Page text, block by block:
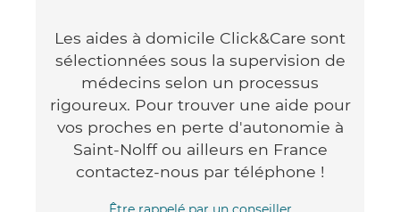
Les aides à domicile Click&Care sont
sélectionnées sous la supervision de
médecins selon un processus
rigoureux. Pour trouver une aide pour
vos proches en perte d'autonomie à
Saint-Nolff ou ailleurs en France
contactez-nous par téléphone !